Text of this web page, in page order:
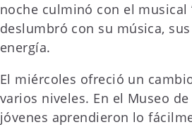
noche culminó con el musical
deslumbró con su música,
energía.
El miércoles ofreció un
varios niveles. En el Museo
jóvenes aprendieron lo